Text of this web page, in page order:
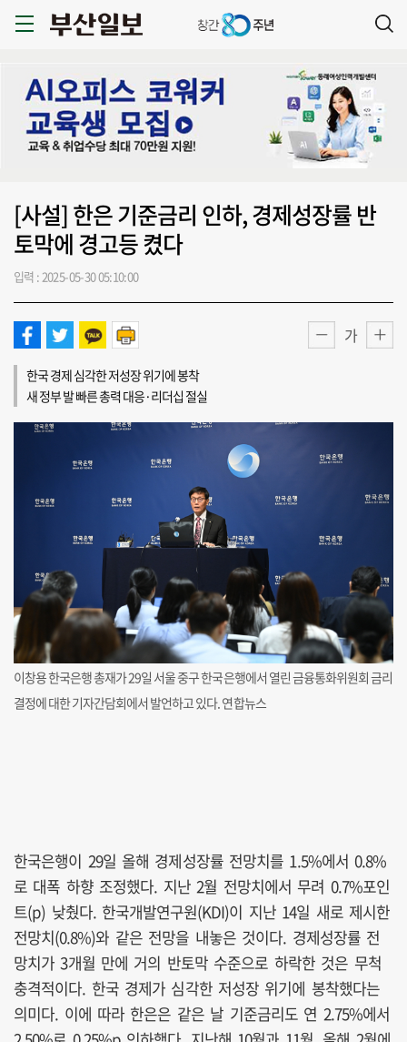
[사설] 한은 기준금리 인하, 경제성장률 반
토막에 경고등 켰다
입력 : 2025-05-30 05:10:00
가
한국 경제 심각한 저성장 위기에 봉착
새 정부 발 빠른 총력 대응·리더십 절실
이창용 한국은행 총재가 29일 서울 중구 한국은행에서 열린 금융통화위원회 금리
결정에 대한 기자간담회에서 발언하고 있다. 연합뉴스
한국은행이 29일 올해 경제성장률 전망치를 1.5%에서 0.8%
로 대폭 하향 조정했다. 지난 2월 전망치에서 무려 0.7%포인
트(p) 낮췄다. 한국개발연구원(KDI)이 지난 14일 새로 제시한
전망치(0.8%)와 같은 전망을 내놓은 것이다. 경제성장률 전
망치가 3개월 만에 거의 반토막 수준으로 하락한 것은 무척
충격적이다. 한국 경제가 심각한 저성장 위기에 봉착했다는
의미다. 이에 따라 한은은 같은 날 기준금리도 연 2.75%에서